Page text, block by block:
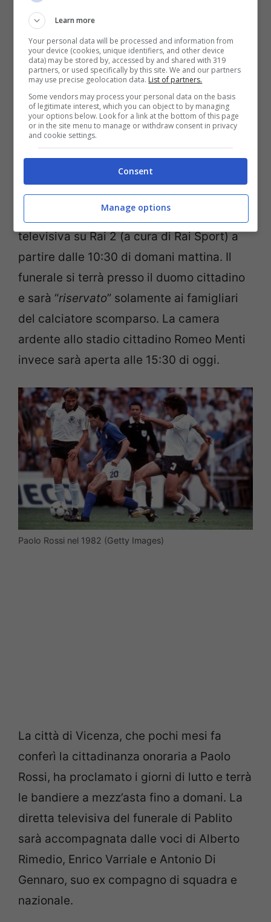
Paolo Rossi (Fonte Facebook)
Il comune di Vicenza ha comunicato che la
cerimonia sarà trasmessa in diretta
televisiva su Rai 2 (a cura di Rai Sport) a
partire dalle 10:30 di domani mattina. Il
funerale si terrà presso il duomo cittadino
e sarà “riservato” solamente ai famigliari
del calciatore scomparso. La camera
ardente allo stadio cittadino Romeo Menti
invece sarà aperta alle 15:30 di oggi.
Paolo Rossi nel 1982 (Getty Images)
La città di Vicenza, che pochi mesi fa
conferì la cittadinanza onoraria a Paolo
Rossi, ha proclamato i giorni di lutto e terrà
le bandiere a mezz’asta fino a domani. La
diretta televisiva del funerale di Pablito
sarà accompagnata dalle voci di Alberto
Rimedio, Enrico Varriale e Antonio Di
Gennaro, suo ex compagno di squadra e
nazionale.
Learn more
Your personal data will be processed and information from
your device (cookies, unique identifiers, and other device
data) may be stored by, accessed by and shared with 319
partners, or used specifically by this site. We and our partners
may use precise geolocation data. List of partners.
Some vendors may process your personal data on the basis
of legitimate interest, which you can object to by managing
your options below. Look for a link at the bottom of this page
or in the site menu to manage or withdraw consent in privacy
and cookie settings.
Consent
Manage options